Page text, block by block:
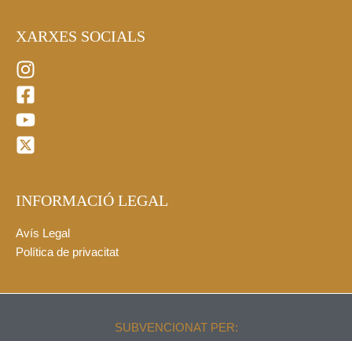
XARXES SOCIALS
INFORMACIÓ LEGAL
Avís Legal
Política de privacitat
SUBVENCIONAT PER: